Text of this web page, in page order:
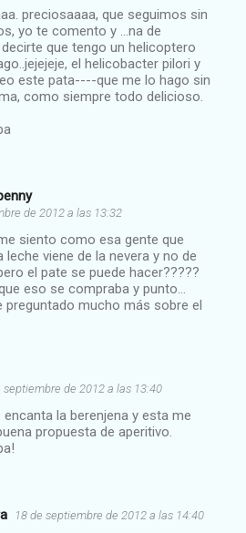
preciosaaaa, que seguimos sin
yo te comento y ...na de
decirte que tengo un helicoptero
el helicobacter pilori y
este pata----que me lo hago sin
como siempre todo delicioso.
de 2012 a las 13:32
siento como esa gente que
leche viene de la nevera y no de
el pate se puede hacer?????
eso se compraba y punto...
preguntado mucho más sobre el
septiembre de 2012 a las 13:40
encanta la berenjena y esta me
propuesta de aperitivo.
18 de septiembre de 2012 a las 14:40